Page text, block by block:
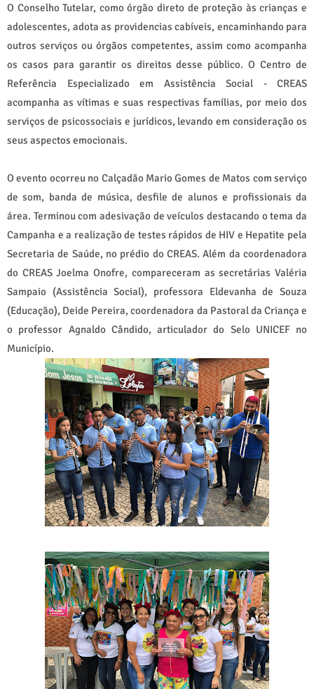
O Conselho Tutelar, como órgão direto de proteção às crianças e
adolescentes, adota as providencias cabíveis, encaminhando para
outros serviços ou órgãos competentes, assim como acompanha
os casos para garantir os direitos desse público. O Centro de
Referência Especializado em Assistência Social - CREAS
acompanha as vítimas e suas respectivas famílias, por meio dos
serviços de psicossociais e jurídicos, levando em consideração os
seus aspectos emocionais.
O evento ocorreu no Calçadão Mario Gomes de Matos com serviço
de som, banda de música, desfile de alunos e profissionais da
área. Terminou com adesivação de veículos destacando o tema da
Campanha e a realização de testes rápidos de HIV e Hepatite pela
Secretaria de Saúde, no prédio do CREAS. Além da coordenadora
do CREAS Joelma Onofre, compareceram as secretárias Valéria
Sampaio (Assistência Social), professora Eldevanha de Souza
(Educação), Deide Pereira, coordenadora da Pastoral da Criança e
o professor Agnaldo Cândido, articulador do Selo UNICEF no
Município.